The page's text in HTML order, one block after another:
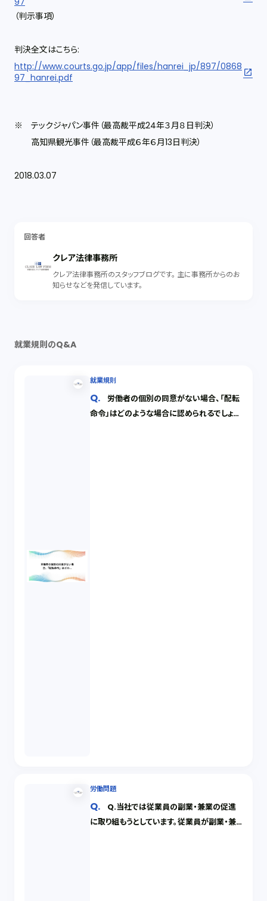
（判示事項）
判決全文はこちら:
http://www.courts.go.jp/app/files/hanrei_jp/897/0868
97_hanrei.pdf
※ テックジャパン事件（最高裁平成24年３月８日判決）
高知県観光事件（最高裁平成６年６月13日判決）
2018.03.07
回答者
クレア法律事務所
クレア法律事務所のスタッフブログです。 主に事務所からのお
知らせなどを発信しています。
就業規則のQ&A
就業規則
労働者の個別の同意がない場合、「配転
命令」はどのような場合に認められるでしょう
労働問題
Q.当社では従業員の副業・兼業の促進
に取り組もうとしています。従業員が副業・兼